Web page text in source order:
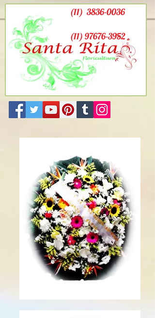
(11) 3836-0036
(11) 97676-3952